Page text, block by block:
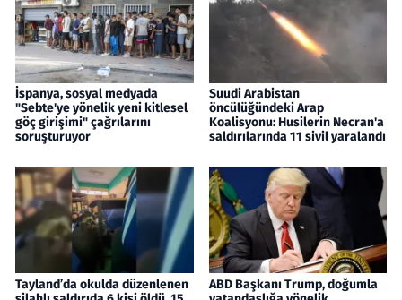
İspanya, sosyal medyada
"Sebte'ye yönelik yeni kitlesel
göç girişimi" çağrılarını
soruşturuyor
Suudi Arabistan
öncülüğündeki Arap
Koalisyonu: Husilerin Necran'a
saldırılarında 11 sivil yaralandı
Tayland’da okulda düzenlenen
ABD Başkanı Trump, doğumla